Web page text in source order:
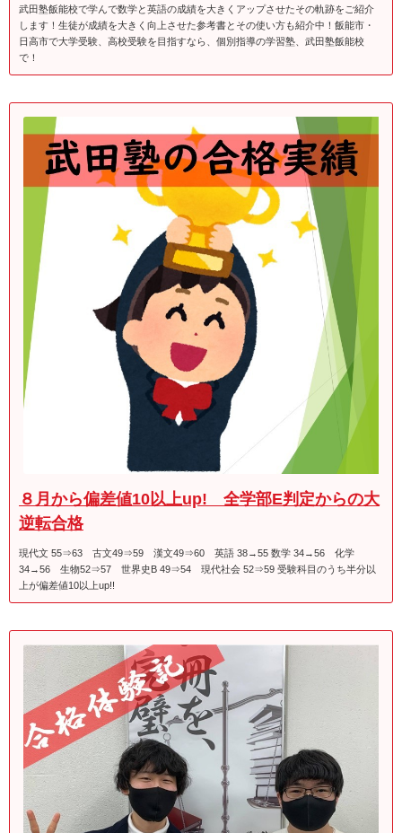
武田塾飯能校で学んで数学と英語の成績を大きくアップさせたその軌跡をご紹介
します！生徒が成績を大きく向上させた参考書とその使い方も紹介中！飯能市・
日高市で大学受験、高校受験を目指すなら、個別指導の学習塾、武田塾飯能校
で！
８月から偏差値10以上up! 全学部E判定からの大
逆転合格
現代文 55⇒63 古文49⇒59 漢文49⇒60 英語 38→55 数学 34→56 化学
34→56 生物52⇒57 世界史B 49⇒54 現代社会 52⇒59 受験科目のうち半分以
上が偏差値10以上up!!